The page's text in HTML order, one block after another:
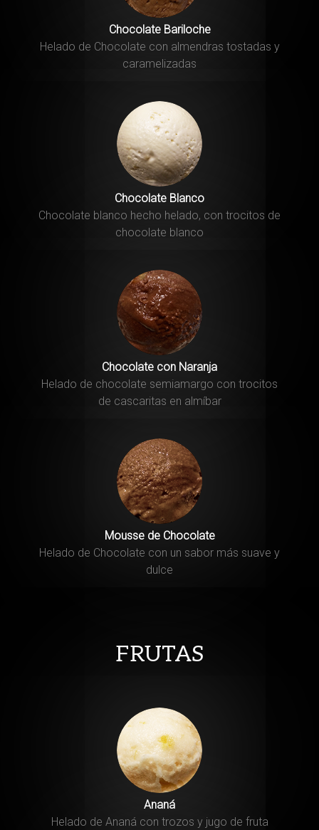
Chocolate Bariloche
Helado de Chocolate con almendras tostadas y
caramelizadas
Chocolate Blanco
Chocolate blanco hecho helado, con trocitos de
chocolate blanco
Chocolate con Naranja
Helado de chocolate semiamargo con trocitos
de cascaritas en almíbar
Mousse de Chocolate
Helado de Chocolate con un sabor más suave y
dulce
FRUTAS
Ananá
Helado de Ananá con trozos y jugo de fruta